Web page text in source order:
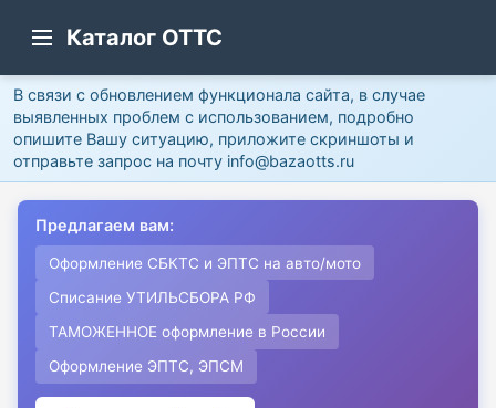
Каталог ОТТС
В связи с обновлением функционала сайта, в случае
выявленных проблем с использованием, подробно
опишите Вашу ситуацию, приложите скриншоты и
отправьте запрос на почту info@bazaotts.ru
Предлагаем вам:
Оформление СБКТС и ЭПТС на авто/мото
Списание УТИЛЬСБОРА РФ
ТАМОЖЕННОЕ оформление в России
Оформление ЭПТС, ЭПСМ